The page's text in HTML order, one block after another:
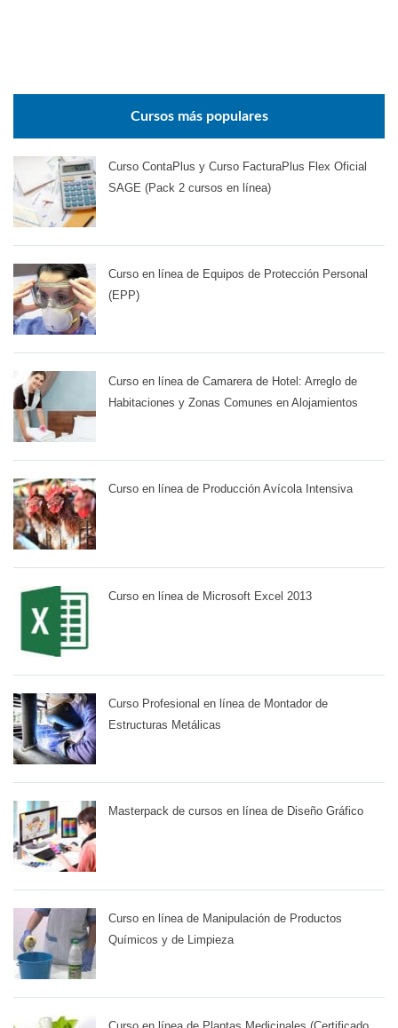
Cursos más populares
Curso ContaPlus y Curso FacturaPlus Flex Oficial
SAGE (Pack 2 cursos en línea)
Curso en línea de Equipos de Protección Personal
(EPP)
Curso en línea de Camarera de Hotel: Arreglo de
Habitaciones y Zonas Comunes en Alojamientos
Curso en línea de Producción Avícola Intensiva
Curso en línea de Microsoft Excel 2013
Curso Profesional en línea de Montador de
Estructuras Metálicas
Masterpack de cursos en línea de Diseño Gráfico
Curso en línea de Manipulación de Productos
Químicos y de Limpieza